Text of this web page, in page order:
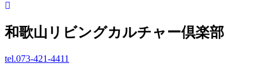
和歌山リビングカルチャー倶楽部
tel.073-421-4411